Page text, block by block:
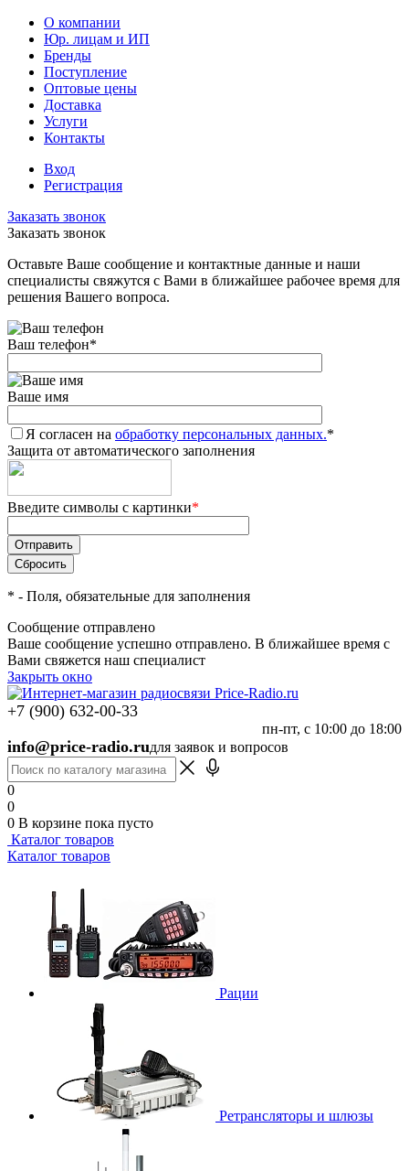
О компании
Юр. лицам и ИП
Бренды
Поступление
Оптовые цены
Доставка
Услуги
Контакты
Вход
Регистрация
Заказать звонок
Заказать звонок
Оставьте Ваше сообщение и контактные данные и наши
специалисты свяжутся с Вами в ближайшее рабочее время для
решения Вашего вопроса.
Ваш телефон*
Ваше имя
Я согласен на обработку персональных данных.*
Защита от автоматического заполнения
Введите символы с картинки*
* - Поля, обязательные для заполнения
Сообщение отправлено
Ваше сообщение успешно отправлено. В ближайшее время с
Вами свяжется наш специалист
Закрыть окно
+7 (900) 632-00-33
пн-пт, с 10:00 до 18:00
info@price-radio.ruдля заявок и вопросов
0
0
0 В корзине пока пусто
Каталог товаров
Каталог товаров
Рации
Ретрансляторы и шлюзы